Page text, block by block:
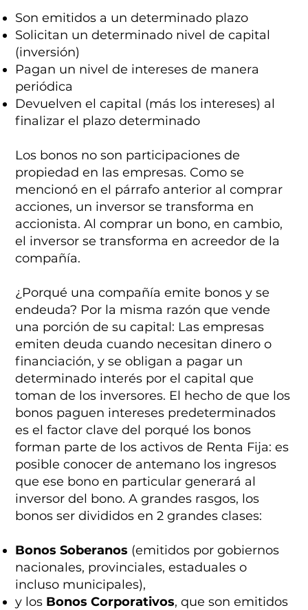
Son emitidos a un determinado plazo
Solicitan un determinado nivel de capital
(inversión)
Pagan un nivel de intereses de manera
periódica
Devuelven el capital (más los intereses) al
finalizar el plazo determinado
Los bonos no son participaciones de
propiedad en las empresas. Como se
mencionó en el párrafo anterior al comprar
acciones, un inversor se transforma en
accionista. Al comprar un bono, en cambio,
el inversor se transforma en acreedor de la
compañía.
¿Porqué una compañía emite bonos y se
endeuda? Por la misma razón que vende
una porción de su capital: Las empresas
emiten deuda cuando necesitan dinero o
financiación, y se obligan a pagar un
determinado interés por el capital que
toman de los inversores. El hecho de que los
bonos paguen intereses predeterminados
es el factor clave del porqué los bonos
forman parte de los activos de Renta Fija: es
posible conocer de antemano los ingresos
que ese bono en particular generará al
inversor del bono. A grandes rasgos, los
bonos ser divididos en 2 grandes clases:
Bonos Soberanos (emitidos por gobiernos
nacionales, provinciales, estaduales o
incluso municipales),
y los Bonos Corporativos, que son emitidos